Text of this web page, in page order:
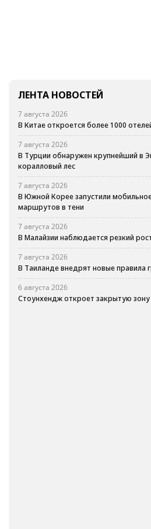
ЛЕНТА НОВОСТЕЙ
7 августа 2026
В Китае откроется более 1000
7 августа 2026
В Турции обнаружен крупнейший в
коралловый лес
7 августа 2026
В Южной Корее запустили
маршрутов в тени
7 августа 2026
В Малайзии наблюдается резкий
7 августа 2026
В Таиланде внедрят новые правила
6 августа 2026
Стоунхендж откроет закрытую зону